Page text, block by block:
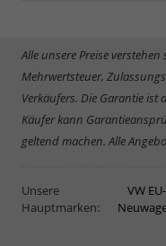
Alle unsere Preise
Mehrwertsteuer,
Verkäufers. Die Garantie
Käufer kann
geltend machen. Alle
Unsere
Hauptmarken:
VW EU-